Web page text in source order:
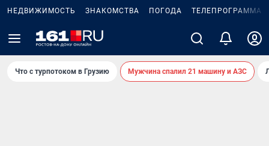
НЕДВИЖИМОСТЬ ЗНАКОМСТВА ПОГОДА ТЕЛЕПРОГРАММА
Что с турпотоком в Грузию Мужчина спалил 21 машину и АЗС